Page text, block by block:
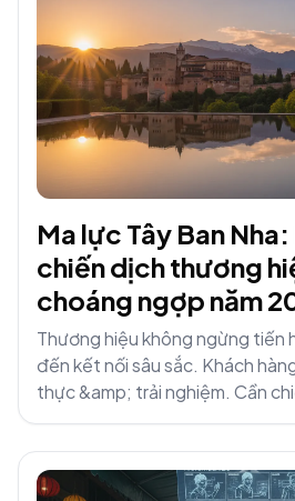
Ma lực Tây Ban
chiến dịch thương
choáng ngợp năm
Thương hiệu không ngừng
đến kết nối sâu sắc. Khách
thực &amp; trải nghiệm. Cần